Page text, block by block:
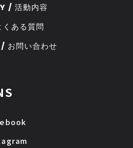
/ 活動内容
くある質問
/ お問い合わせ